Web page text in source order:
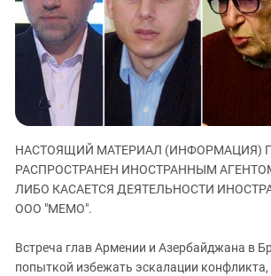
ЗАСТАВЛЯЕТ
КАВКАЗ ЗА
ИНАКОМЫСЛИЕ
МОБИЛИЗАЦИЯ
Дагестан
Ингушетия
Кабардино-Балкария
Калмыкия
Карачаево-Черкесия
Краснодарский край
Российская Федерация
Северная Осетия - Алания
НАСТОЯЩИЙ МАТЕРИАЛ (ИНФОРМАЦИЯ)
РАСПРОСТРАНЕН ИНОСТРАННЫМ
ЛИБО КАСАЕТСЯ ДЕЯТЕЛЬНОСТИ
ООО "МЕМО".
Встреча глав Армении и Азербайджана в
попыткой избежать эскалации